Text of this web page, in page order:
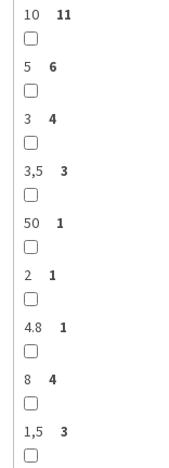
10 11
5 6
3 4
3,5 3
50 1
2 1
4.8 1
8 4
1,5 3